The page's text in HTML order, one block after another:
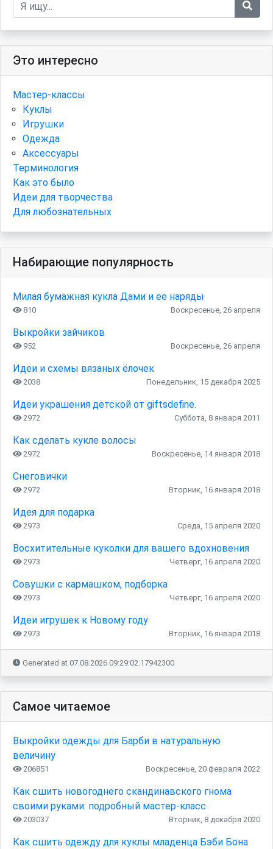
Это интересно
Мастер-классы
Куклы
Игрушки
Одежда
Аксессуары
Терминология
Как это было
Идеи для творчества
Для любознательных
Набирающие популярность
Милая бумажная кукла Дами и ее наряды
810 Воскресенье, 26 апреля
Выкройки зайчиков
952 Воскресенье, 26 апреля
Идеи и схемы вязаных ёлочек
2038 Понедельник, 15 декабря 2025
Идеи украшения детской от giftsdefine.
2972 Суббота, 8 января 2011
Как сделать кукле волосы
2972 Воскресенье, 14 января 2018
Снеговички
2972 Вторник, 16 января 2018
Идея для подарка
2973 Среда, 15 апреля 2020
Восхитительные куколки для вашего вдохновения
2973 Четверг, 16 апреля 2020
Совушки с кармашком, подборка
2973 Четверг, 16 апреля 2020
Идеи игрушек к Новому году
2973 Вторник, 16 января 2018
Generated at 07.08.2026 09:29:02.17942300
Самое читаемое
Выкройки одежды для Барби в натуральную
величину
206851 Воскресенье, 20 февраля 2022
Как сшить новогоднего скандинавского гнома
своими руками: подробный мастер-класс
203037 Вторник, 8 декабря 2020
Как сшить одежду для куклы младенца Бэби Бона